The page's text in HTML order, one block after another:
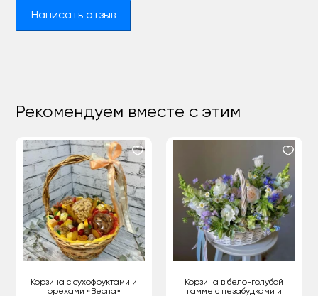
Написать отзыв
Рекомендуем вместе с этим
Корзина с сухофруктами и
орехами «Весна»
Корзина в бело-голубой
гамме с незабудками и